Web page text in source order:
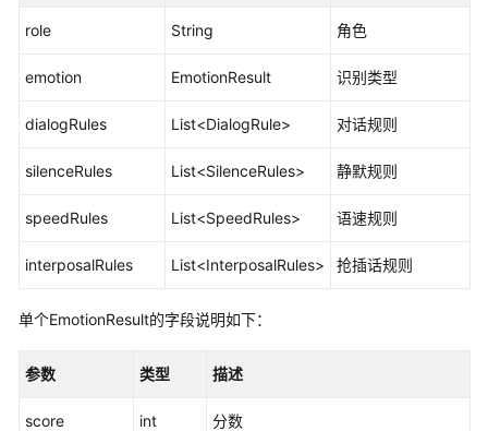
置
工
心
启
人
role String 角色
emotion EmotionResult 识别类型
dialogRules List<DialogRule> 对话规则
silenceRules List<SilenceRules> 静默规则
speedRules List<SpeedRules> 语速规则
interposalRules List<InterposalRules> 抢插话规则
单个EmotionResult的字段说明如下：
参数 类型 描述
score int 分数